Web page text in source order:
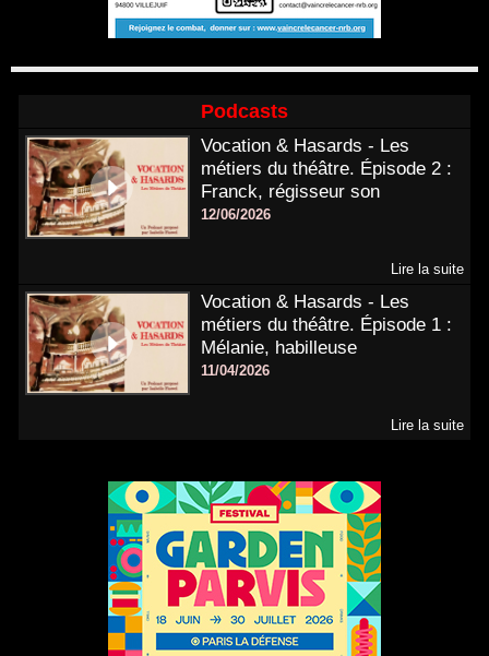
Podcasts
Vocation & Hasards - Les
métiers du théâtre. Épisode 2 :
Franck, régisseur son
12/06/2026
Lire la suite
Vocation & Hasards - Les
métiers du théâtre. Épisode 1 :
Mélanie, habilleuse
11/04/2026
Lire la suite